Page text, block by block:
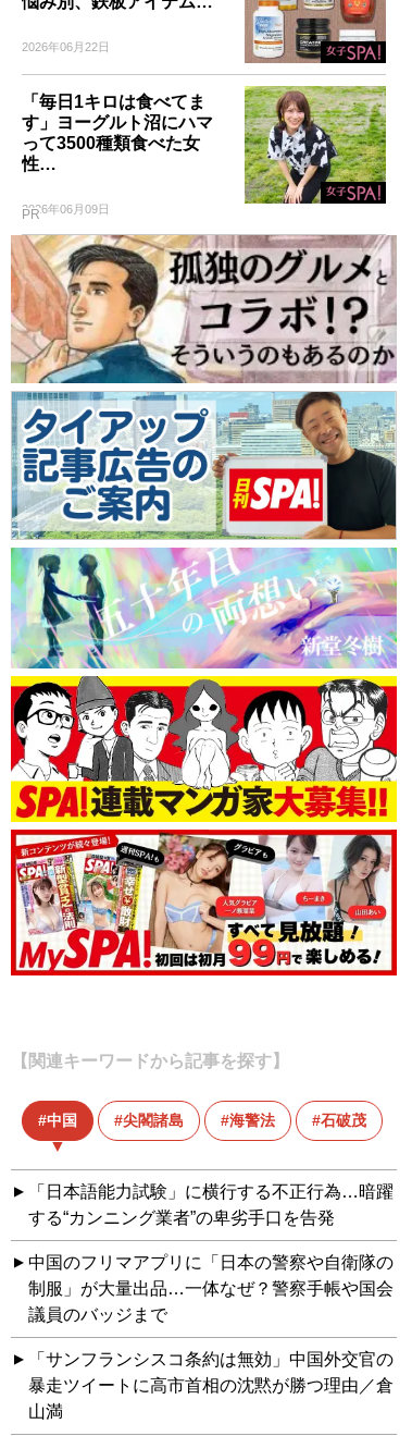
2026年06月22日
「毎日1キロは食べてま
す」ヨーグルト沼にハマ
って3500種類食べた女
性…
2026年06月09日
PR
【関連キーワードから記事を探す】
中国 尖閣諸島 海警法 石破茂
「日本語能力試験」に横行する不正行為…暗躍
する“カンニング業者”の卑劣手口を告発
中国のフリマアプリに「日本の警察や自衛隊の
制服」が大量出品…一体なぜ？警察手帳や国会
議員のバッジまで
「サンフランシスコ条約は無効」中国外交官の
暴走ツイートに高市首相の沈黙が勝つ理由／倉
山満